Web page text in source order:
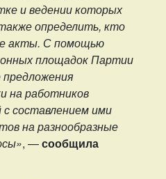
и ведении которых
определить, кто
акты. С помощью
площадок Партии
на работников
с составлением ими
на разнообразные
, —сообщила